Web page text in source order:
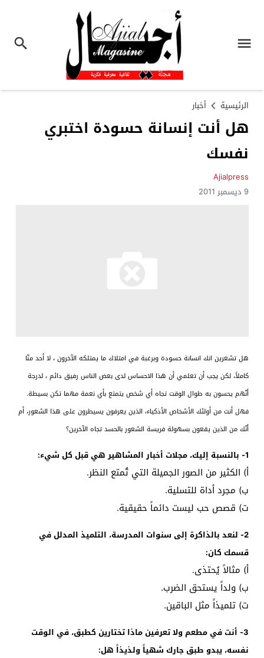
الرئيسية أخبار
هل أنت إنسانة حسودة اختبري
نفسك
Ajialpress
9 ديسمبر 2011
هل تشعرين انك انسانة حسودة وبرغبة في امتلاك ما يمتلكه الآخرون ، لا أحد منّا
كاملاً، لكن يجب أن تعلمي أن هذا الاحساس لدى بعض الناس رفيق دائم ، لدرجة
أنّهم يحسون به طوال الوقت تجاه أي شخص يتمتع بأي نعمة مهما تكن بسيطة.
فهل أنت من أولئك الأشخاص الأذكياء، الذين يعرفون يسيطرون على هذا الشعور، أم
أنّك من الذين يقعون بسهولة فريسة الشعور بالحسد تجاه الآخرين؟
1- بالنسبة إليك، مجلات أخبار المشاهير هي قبل كل شيء:
أ‌) الكثير من الصور الجميلة التي تُمتع النظر.
ب‌) مجرد أداة للتسلية.
ت‌) قصص حب ليست دائماً حقيقية.
2- لنعد بالذاكرة إلى سنوات المدرسة، التلميذ المدلل في
قسمك كان:
أ‌) مثالاً يُحتذى.
ب‌) ولداً يستحق الضرب.
ت‌) تلميذاً مثل الباقين.
3- أنت في مطعم ولا تعرفين ماذا تختارين كطبق، في الوقت
نفسه، يبدو طبق جارك شهياً ولذيذاً هل: